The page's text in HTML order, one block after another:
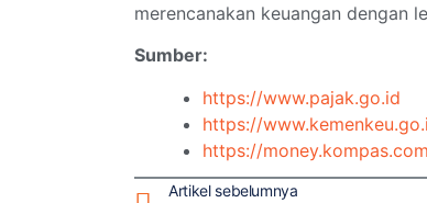
merencanakan keuangan dengan
Sumber:
https://www.pajak.go.id
https://
https://money.kompas.com
Artikel sebelumnya